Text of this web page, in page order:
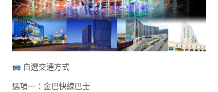
自選交通方式
選項一：金巴快線巴士